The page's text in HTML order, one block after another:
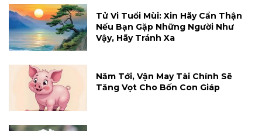
Tử Vi Tuổi Mùi: Xin Hãy Cẩn Thận
Nếu Bạn Gặp Những Người Như
Vậy, Hãy Tránh Xa
Năm Tới, Vận May Tài Chính Sẽ
Tăng Vọt Cho Bốn Con Giáp